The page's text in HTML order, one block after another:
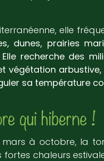
elle
dunes, prairies
Elle recherche des
végétation
sa température
qui hiberne !
à octobre, la
chaleurs